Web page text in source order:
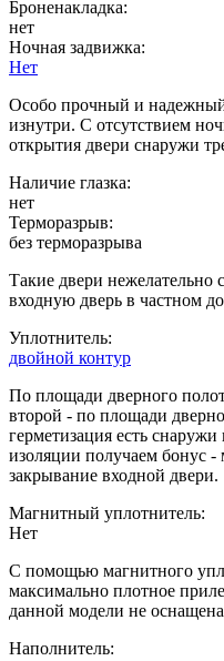
Броненакладка:
нет
Ночная задвижка:
Нет
Особо прочный и надежный
изнутри. С отсутствием
открытия двери снаружи
Наличие глазка:
нет
Терморазрыв:
без терморазрыва
Такие двери нежелательно
входную дверь в частном
Уплотнитель:
двойной контур
По площади дверного
второй - по площади
герметизация есть
изоляции получаем бонус -
закрывание входной двери.
Магнитный уплотнитель:
Нет
С помощью магнитного
максимально плотное
данной модели не
Наполнитель: